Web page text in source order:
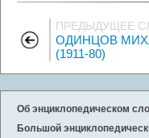
ПРЕДЫДУЩЕЕ
ОДИНЦОВ
(1911-80)
Об энциклопедическом
Большой